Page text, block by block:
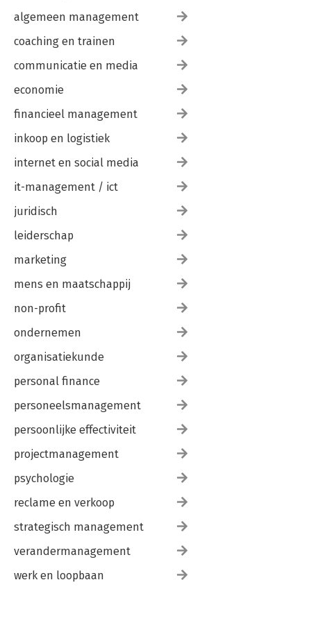
algemeen management
coaching en trainen
communicatie en media
economie
financieel management
inkoop en logistiek
internet en social media
it-management / ict
juridisch
leiderschap
marketing
mens en maatschappij
non-profit
ondernemen
organisatiekunde
personal finance
personeelsmanagement
persoonlijke effectiviteit
projectmanagement
psychologie
reclame en verkoop
strategisch management
verandermanagement
werk en loopbaan